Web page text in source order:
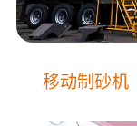
移动制砂机